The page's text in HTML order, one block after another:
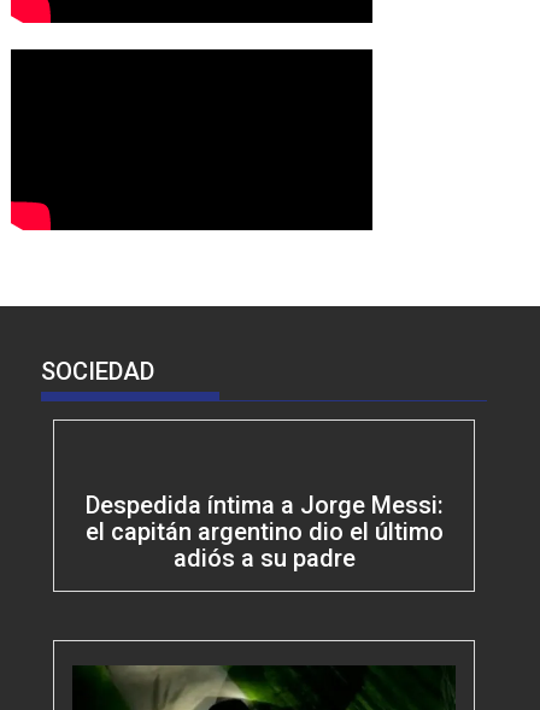
SOCIEDAD
Despedida íntima a Jorge Messi:
el capitán argentino dio el último
adiós a su padre